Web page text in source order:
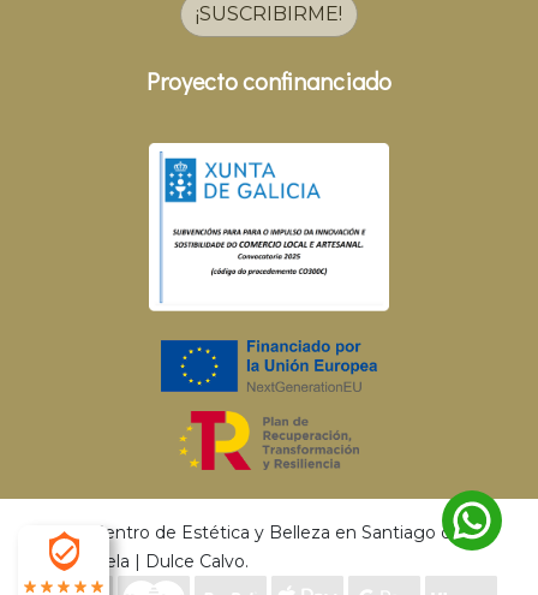
¡SUSCRIBIRME!
Proyecto confinanciado
© 2026 Centro de Estética y Belleza en Santiago de
Compostela | Dulce Calvo.